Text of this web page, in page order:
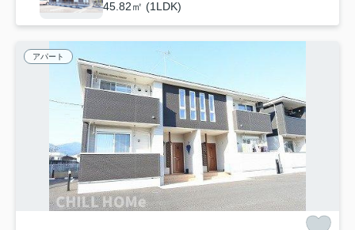
45.82㎡ (1LDK)
アパート